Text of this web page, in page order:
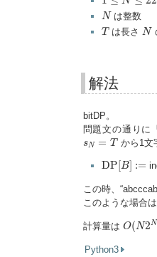
N
N は整数
T
Tは長さN
N
解法
bitDP。
問題文の通りに
sN = T
s N=T から1文
DP[B] :=
DP[B]:=
この時、
このような場合
計算量は O(N2N
O (N2N
Python3